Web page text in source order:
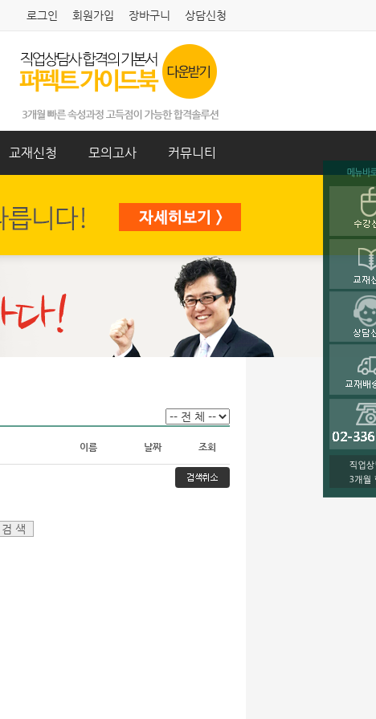
로그인 회원가입 장바구니 상담신청
교재신청 모의고사 커뮤니티
이름 날짜 조회